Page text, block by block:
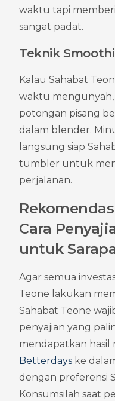
waktu tapi
sangat padat.
Teknik
Kalau Sahabat
waktu
potongan pisang
dalam blender.
langsung siap
tumbler untuk
perjalanan.
Cara
untuk
Agar semua
Teone lakukan
Sahabat Teone
penyajian yang
Betterdays ke
dengan preferensi
Konsumsilah saat